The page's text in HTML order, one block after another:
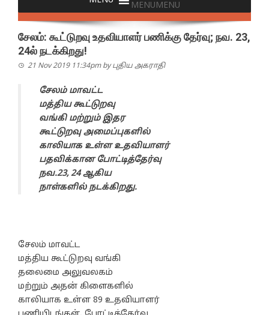
MENUMENU
சேலம்: கூட்டுறவு உதவியாளர் பணிக்கு தேர்வு; நவ. 23,
24ல் நடக்கிறது!
21 Nov 2019 11:34pm byபுதிய அகராதி
சேலம் மாவட்ட
மத்திய கூட்டுறவு
வங்கி மற்றும் இதர
கூட்டுறவு அமைப்புகளில்
காலியாக உள்ள உதவியாளர்
பதவிக்கான போட்டித்தேர்வு
நவ.23, 24 ஆகிய
நாள்களில் நடக்கிறது.
சேலம் மாவட்ட
மத்திய கூட்டுறவு வங்கி
தலைமை அலுவலகம்
மற்றும் அதன் கிளைகளில்
காலியாக உள்ள 89 உதவியாளர்